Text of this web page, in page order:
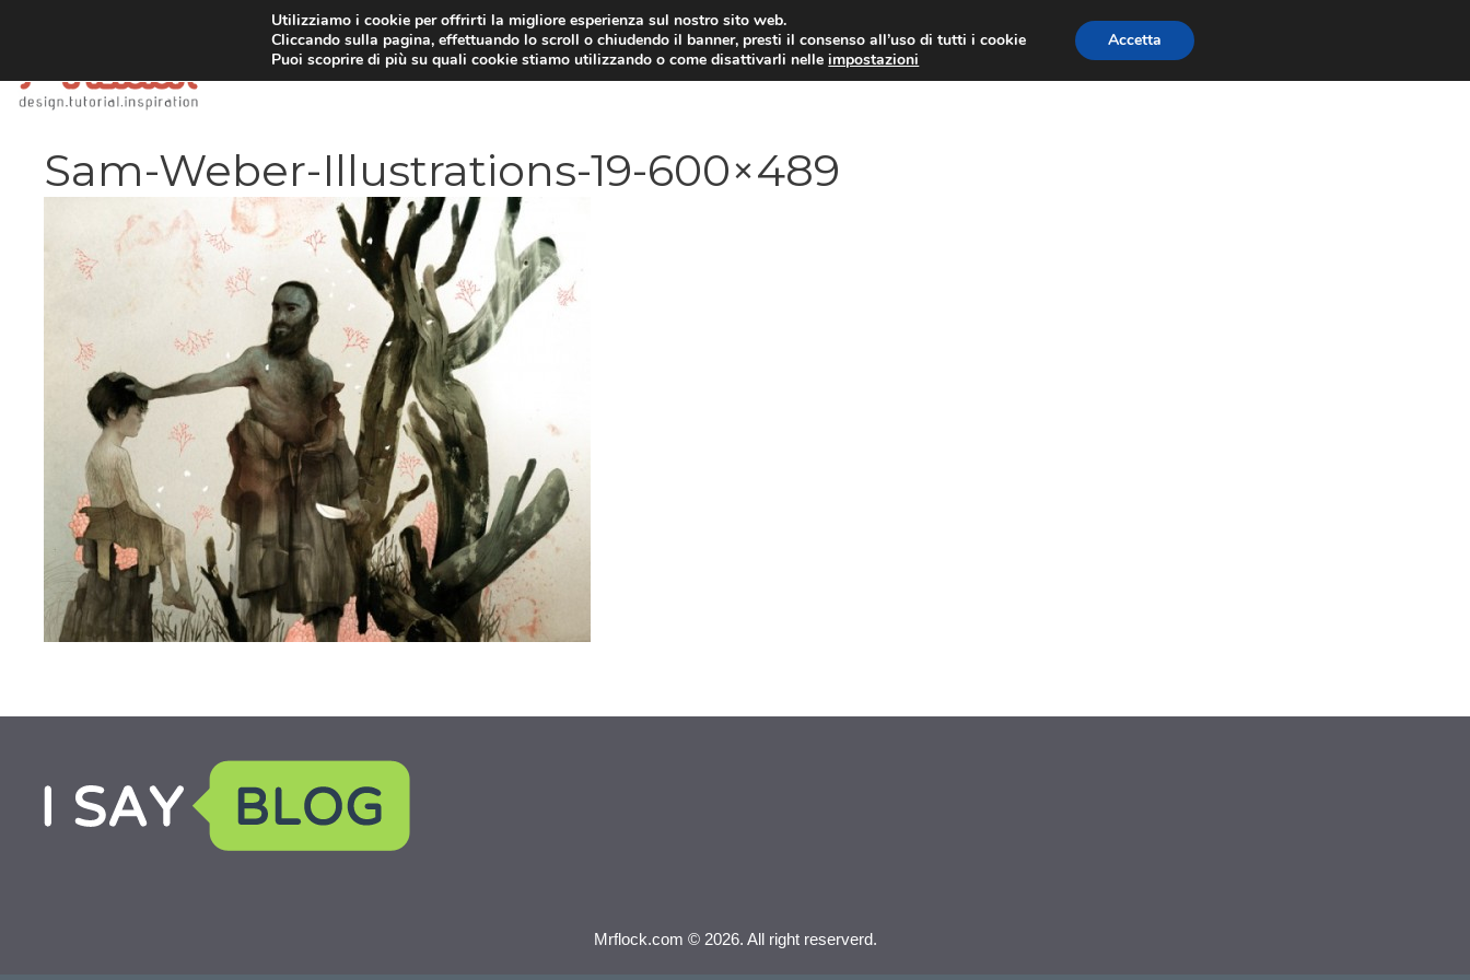
TUTORIAL WORDPRESS INSPIRATION CONCORSI DESIGN
Sam-Weber-Illustrations-19-600×489
Mrflock.com © 2026. All right reserverd.
Utilizziamo i cookie per offrirti la migliore esperienza sul nostro sito web.
Cliccando sulla pagina, effettuando lo scroll o chiudendo il banner, presti il consenso all’uso di tutti i cookie
Puoi scoprire di più su quali cookie stiamo utilizzando o come disattivarli nelleimpostazioni
Accetta